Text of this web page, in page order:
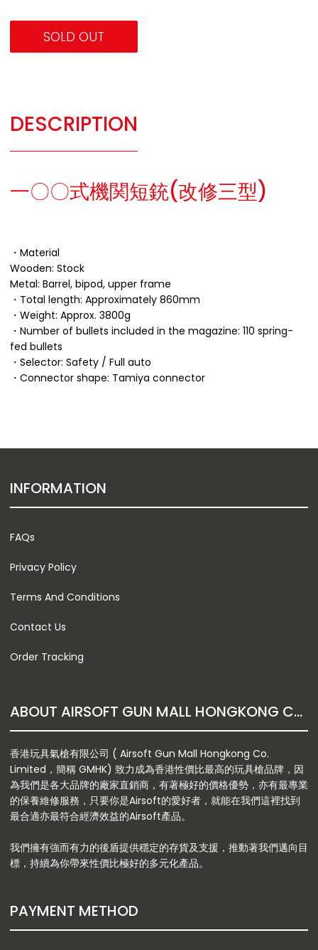
SOLD OUT
DESCRIPTION
一〇〇式機関短銃(改修三型)
・Material
Wooden: Stock
Metal: Barrel, bipod, upper frame
・Total length: Approximately 860mm
・Weight: Approx. 3800g
・Number of bullets included in the magazine: 110 spring-
fed bullets
・Selector: Safety / Full auto
・Connector shape: Tamiya connector
INFORMATION
FAQs
Privacy Policy
Terms And Conditions
Contact Us
Order Tracking
ABOUT AIRSOFT GUN MALL HONGKONG CO. LTD
香港玩具氣槍有限公司 ( Airsoft Gun Mall Hongkong Co.
Limited，簡稱 GMHK) 致力成為香港性價比最高的玩具槍品牌，因
為我們是各大品牌的廠家直銷商，有著極好的價格優勢，亦有最專業
的保養維修服務，只要你是Airsoft的愛好者，就能在我們這裡找到
最合適亦最符合經濟效益的Airsoft產品。
我們擁有強而有力的後盾提供穩定的存貨及支援，推動著我們邁向目
標，持續為你帶來性價比極好的多元化產品。
PAYMENT METHOD